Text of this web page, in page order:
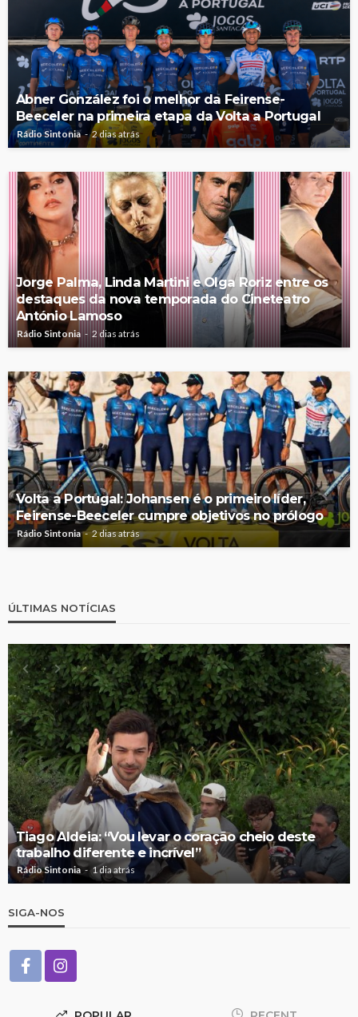
Abner González foi o melhor da Feirense-
Beeceler na primeira etapa da Volta a Portugal
Rádio Sintonia 2 dias atrás
Jorge Palma, Linda Martini e Olga Roriz entre os
destaques da nova temporada do Cineteatro
António Lamoso
Rádio Sintonia 2 dias atrás
Volta a Portugal: Johansen é o primeiro líder,
Feirense-Beeceler cumpre objetivos no prólogo
Rádio Sintonia 2 dias atrás
ÚLTIMAS NOTÍCIAS
Tiago Aldeia: “Vou levar o coração cheio deste
trabalho diferente e incrível”
Rádio Sintonia 1 dia atrás
SIGA-NOS